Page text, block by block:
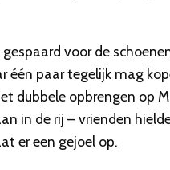
gespaard voor de
één paar tegelijk mag
dubbele opbrengen op
in de rij – vrienden
er een gejoel op.